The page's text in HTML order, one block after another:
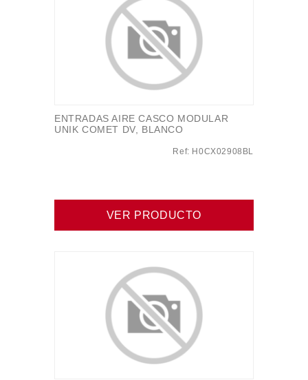
ENTRADAS AIRE CASCO MODULAR
UNIK COMET DV, BLANCO
Ref: H0CX02908BL
VER PRODUCTO